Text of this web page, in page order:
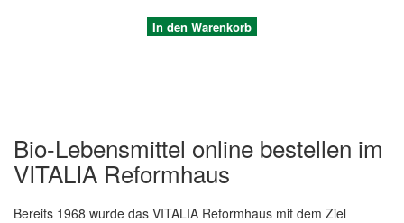
In den Warenkorb
Bio-Lebensmittel online bestellen im
VITALIA Reformhaus
Bereits 1968 wurde das VITALIA Reformhaus mit dem Ziel